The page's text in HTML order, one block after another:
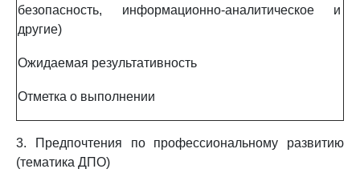
безопасность, информационно-аналитическое и
другие)
Ожидаемая результативность
Отметка о выполнении
3. Предпочтения по профессиональному развитию
(тематика ДПО)